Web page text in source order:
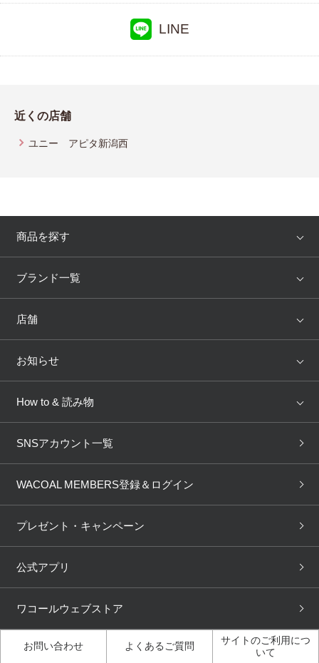
LINE
近くの店舗
ユニー アピタ新潟西
商品を探す
アイテム
トピックス
ブランド一覧
WACOAL
AMPHI une nana cool
OUR WACOAL
WACOAL Remamma Mens Innerwear
Licensed Brands
店舗
店舗を探す
ブラ無料診断
3Dボディスキャン
お知らせ
新着情報
商品回収
ニュース＆トピックス
How to & 読み物
下着の基礎知識
ブラパン ワコールスタイル
大人の工場見学inベトナム
人間科学研究開発センター見
学
ガイド（マンガ）
SNSアカウント一覧
WACOAL MEMBERS登録＆ログイン
プレゼント・キャンペーン
公式アプリ
ワコールウェブストア
お問い合わせ よくあるご質問
サイトのご利用につ
いて